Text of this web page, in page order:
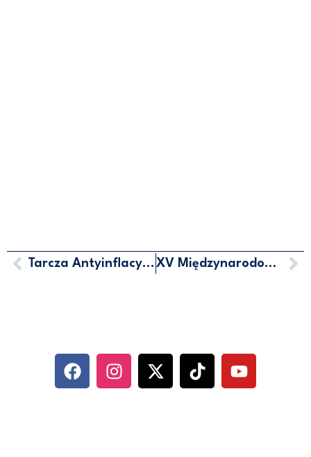
Tarcza Antyinflacyjna XV Międzynarodowa Konferencja i Wystawa “Lotnictwo nowej generacji”